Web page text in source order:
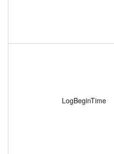
LogBeginTime